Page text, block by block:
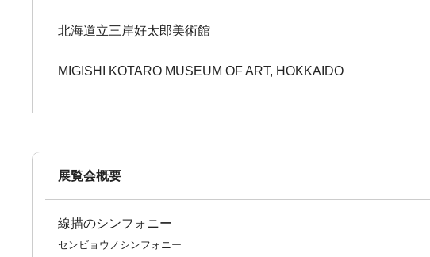
北海道立三岸好太郎美術館
MIGISHI KOTARO MUSEUM OF ART, HOKKAIDO
展覧会概要
線描のシンフォニー
センビョウノシンフォニー